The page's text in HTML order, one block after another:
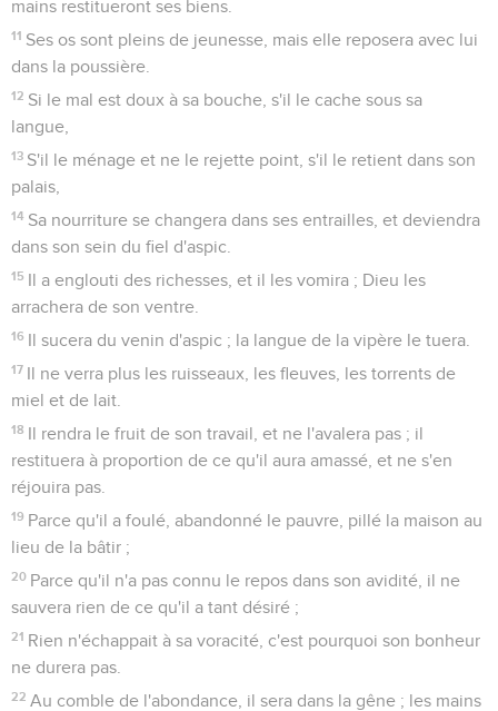
mains restitueront ses biens.
11 Ses os sont pleins de jeunesse, mais elle reposera avec lui
dans la poussière.
12 Si le mal est doux à sa bouche, s'il le cache sous sa
langue,
13 S'il le ménage et ne le rejette point, s'il le retient dans son
palais,
14 Sa nourriture se changera dans ses entrailles, et deviendra
dans son sein du fiel d'aspic.
15 Il a englouti des richesses, et il les vomira ; Dieu les
arrachera de son ventre.
16 Il sucera du venin d'aspic ; la langue de la vipère le tuera.
17 Il ne verra plus les ruisseaux, les fleuves, les torrents de
miel et de lait.
18 Il rendra le fruit de son travail, et ne l'avalera pas ; il
restituera à proportion de ce qu'il aura amassé, et ne s'en
réjouira pas.
19 Parce qu'il a foulé, abandonné le pauvre, pillé la maison au
lieu de la bâtir ;
20 Parce qu'il n'a pas connu le repos dans son avidité, il ne
sauvera rien de ce qu'il a tant désiré ;
21 Rien n'échappait à sa voracité, c'est pourquoi son bonheur
ne durera pas.
22 Au comble de l'abondance, il sera dans la gêne ; les mains